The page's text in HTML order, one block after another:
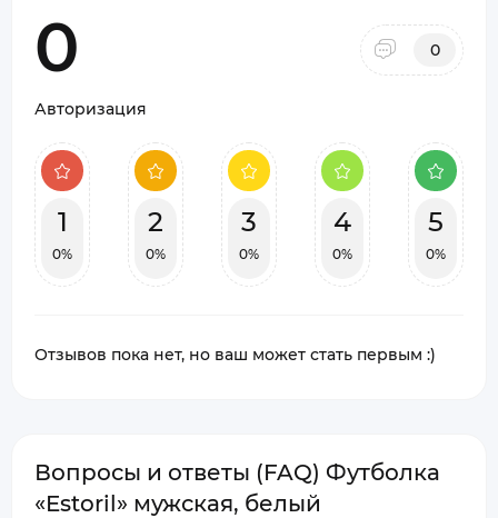
0 0
Авторизация
1
0%
2
0%
3
0%
4
0%
5
0%
Отзывов пока нет, но ваш может стать первым :)
Вопросы и ответы (FAQ) Футболка
«Estoril» мужская, белый